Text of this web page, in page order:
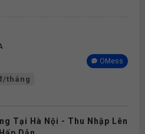
OMess
tháng
Tại Hà Nội - Thu Nhập Lên